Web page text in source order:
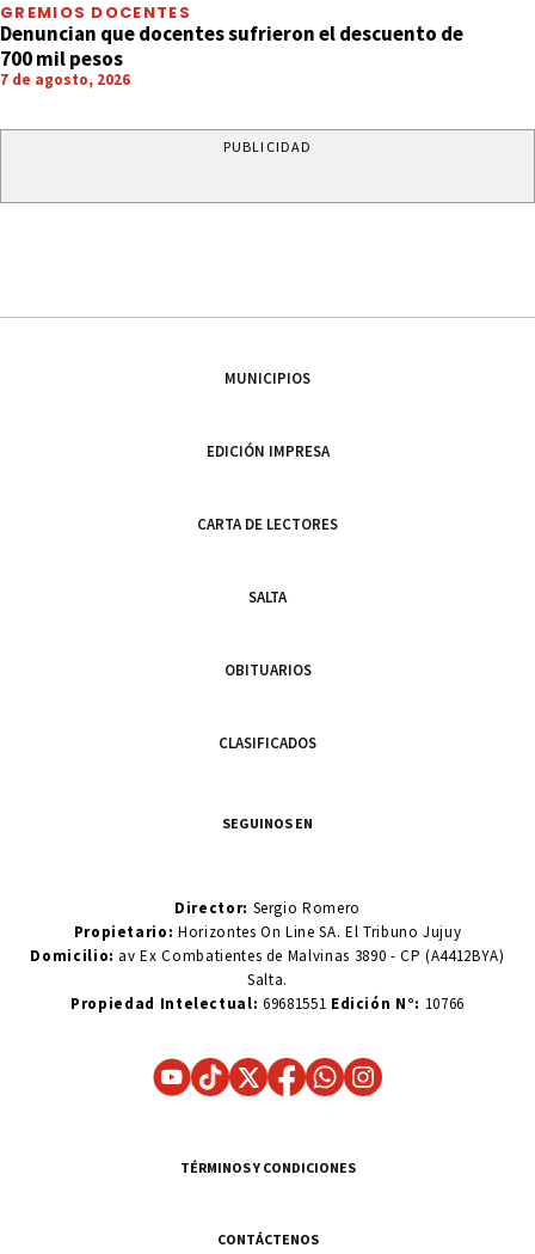
GREMIOS DOCENTES
Denuncian que docentes sufrieron el descuento de
700 mil pesos
7 de agosto, 2026
PUBLICIDAD
MUNICIPIOS
EDICIÓN IMPRESA
CARTA DE LECTORES
SALTA
OBITUARIOS
CLASIFICADOS
SEGUINOS EN
Director: Sergio Romero
Propietario:Horizontes On Line SA. El Tribuno Jujuy
Domicilio: av Ex Combatientes de Malvinas 3890 - CP (A4412BYA)
Salta.
Propiedad Intelectual: 69681551 Edición N°: 10766
TÉRMINOS Y CONDICIONES
CONTÁCTENOS